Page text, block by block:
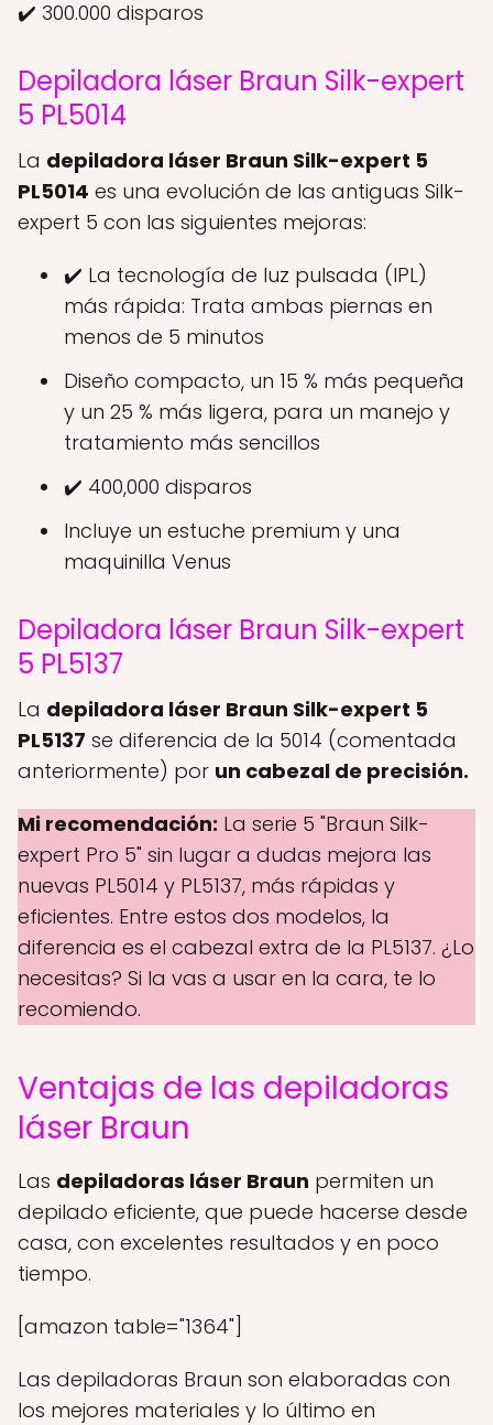
✔️ 300.000 disparos
Depiladora láser Braun Silk-expert
5 PL5014
La depiladora láser Braun Silk-expert 5
PL5014 es una evolución de las antiguas Silk-
expert 5 con las siguientes mejoras:
✔️ La tecnología de luz pulsada (IPL)
más rápida: Trata ambas piernas en
menos de 5 minutos
Diseño compacto, un 15 % más pequeña
y un 25 % más ligera, para un manejo y
tratamiento más sencillos
✔️ 400,000 disparos
Incluye un estuche premium y una
maquinilla Venus
Depiladora láser Braun Silk-expert
5 PL5137
La depiladora láser Braun Silk-expert 5
PL5137 se diferencia de la 5014 (comentada
anteriormente) por un cabezal de precisión.
Mi recomendación: La serie 5 "Braun Silk-
expert Pro 5" sin lugar a dudas mejora las
nuevas PL5014 y PL5137, más rápidas y
eficientes. Entre estos dos modelos, la
diferencia es el cabezal extra de la PL5137. ¿Lo
necesitas? Si la vas a usar en la cara, te lo
recomiendo.
Ventajas de las depiladoras
láser Braun
Las depiladoras láser Braun permiten un
depilado eficiente, que puede hacerse desde
casa, con excelentes resultados y en poco
tiempo.
[amazon table="1364"]
Las depiladoras Braun son elaboradas con
los mejores materiales y lo último en